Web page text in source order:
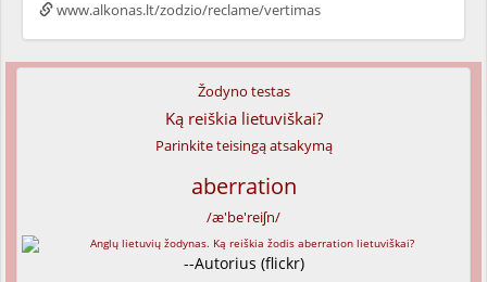
www.alkonas.lt/zodzio/reclame/vertimas
Žodyno testas
Ką reiškia lietuviškai?
Parinkite teisingą atsakymą
aberration
/æ'be'reiʃn/
--Autorius (flickr)